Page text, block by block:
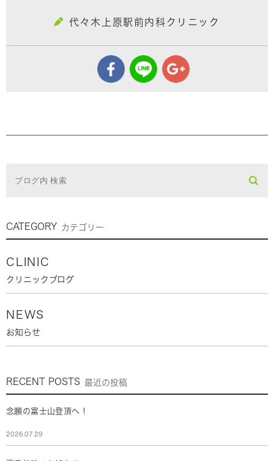
代々木上原駅前内科クリニック
CATEGORY カテゴリー
CLINIC
クリニックブログ
NEWS
お知らせ
RECENT POSTS 最近の投稿
念願の富士山登頂へ！
2026.07.29